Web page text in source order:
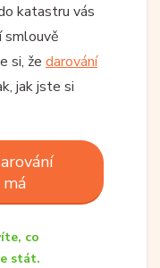
katastru vás
smlouvě
si, že darování
jak jste si
co
stát.